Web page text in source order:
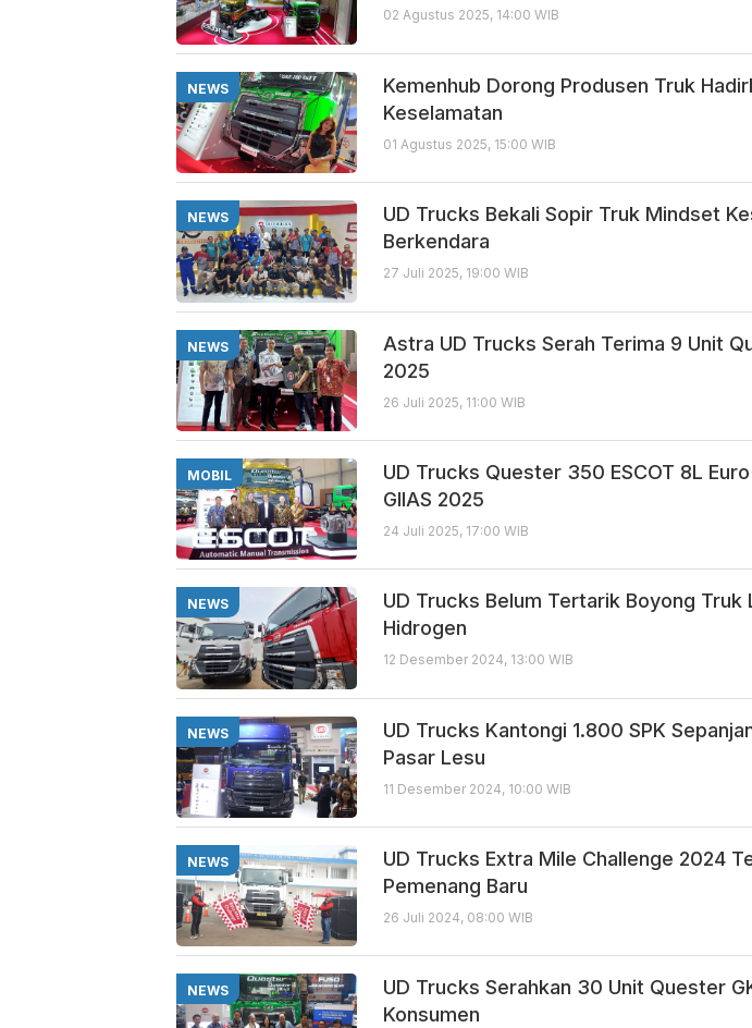
02 Agustus 2025, 14:00 WIB
NEWS
Kemenhub Dorong Produsen Truk
Keselamatan
01 Agustus 2025, 15:00 WIB
NEWS
UD Trucks Bekali Sopir Truk Mindset
Berkendara
27 Juli 2025, 19:00 WIB
NEWS
Astra UD Trucks Serah Terima 9 Unit
2025
26 Juli 2025, 11:00 WIB
MOBIL
UD Trucks Quester 350 ESCOT 8L
GIIAS 2025
24 Juli 2025, 17:00 WIB
NEWS
UD Trucks Belum Tertarik Boyong Truk
Hidrogen
12 Desember 2024, 13:00 WIB
NEWS
UD Trucks Kantongi 1.800 SPK
Pasar Lesu
11 Desember 2024, 10:00 WIB
NEWS
UD Trucks Extra Mile Challenge 2024
Pemenang Baru
26 Juli 2024, 08:00 WIB
NEWS
UD Trucks Serahkan 30 Unit Quester
Konsumen